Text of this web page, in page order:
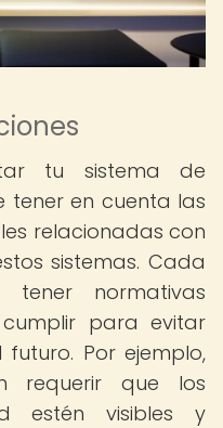
tu sistema de
tener en cuenta las
relacionadas con
sistemas. Cada
normativas
para evitar
Por ejemplo,
requerir que los
estén visibles y